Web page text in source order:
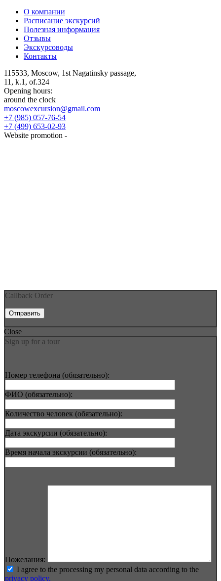
О компании
Расписание экскурсий
Полезная информация
Отзывы
Экскурсоводы
Контакты
115533, Moscow, 1st Nagatinsky passage,
11, k.1, of.324
Opening hours:
around the clock
moscowexcursion@gmail.com
+7 (985) 057-76-54
+7 (499) 653-02-93
Website promotion -
Callback Order
Close
Sign up for a tour
Номер телефона (обязательно):
ФИО (обязательно):
Количество человек (обязательно):
Дата экскурсии (обязательно):
Время начала экскурсии (обязательно):
Пожелания:
I agree to the processing my personal data according to the
privacy policy.